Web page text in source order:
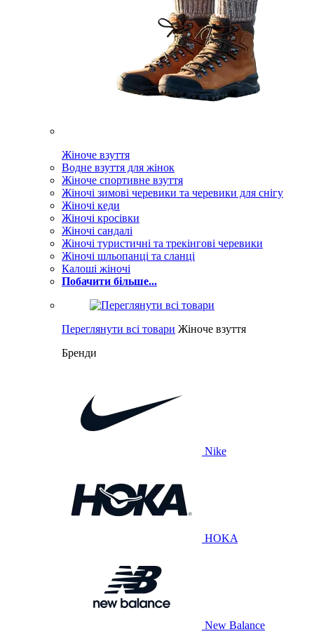
Жіноче взуття
Водне взуття для жінок
Жіноче спортивне взуття
Жіночі зимові черевики та черевики для снігу
Жіночі кеди
Жіночі кросівки
Жіночі сандалі
Жіночі туристичні та трекінгові черевики
Жіночі шльопанці та сланці
Калоші жіночі
Побачити більше...
Переглянути всі товари Жіноче взуття
Бренди
Nike
HOKA
New Balance